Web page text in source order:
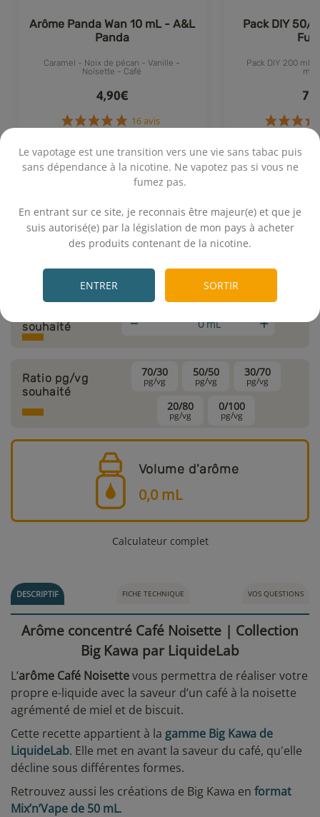
Le vapotage est une transition vers une vie sans tabac puis
sans dépendance à la nicotine. Ne vapotez pas si vous ne
fumez pas.
En entrant sur ce site, je reconnais être majeur(e) et que je
suis autorisé(e) par la législation de mon pays à acheter
des produits contenant de la nicotine.
ENTRER SORTIR
Arôme Panda Wan 10 mL - A&L
Panda
Caramel - Noix de pécan - Vanille -
Noisette - Café
4,90€
16 avis
Achat rapide
Pack DIY 50/
Pack DIY 200 mL
Calcul rapide
souhaité
mL +
Ratio pg/vg
souhaité
70/30
pg/vg
50/50
pg/vg
30/70
pg/vg
20/80
pg/vg
0/100
pg/vg
Volume d'arôme
0,0mL
Calculateur complet
DESCRIPTIF FICHE TECHNIQUE VOS QUESTIONS
Arôme concentré Café Noisette | Collection
Big Kawa par LiquideLab
L’arôme Café Noisettevous permettra de réaliser votre
propre e-liquide avec la saveur d’un café à la noisette
agrémenté de miel et de biscuit.
Cette recette appartient à la gamme Big Kawa de
LiquideLab. Elle met en avant la saveur du café, qu'elle
décline sous différentes formes.
Retrouvez aussi les créations de Big Kawa en format
Mix’n’Vape de 50 mL.